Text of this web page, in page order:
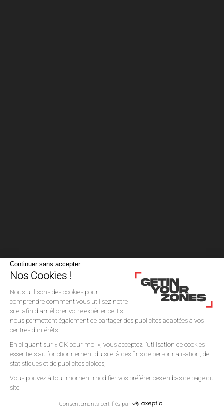
Continuer sans accepter
Nos Cookies !
Nous utilisons des cookies pour
comprendre comment vous utilisez notre
site, afin d'améliorer votre expérience. Ils
nous permettent également de partager des publicités adaptées à vos
centres d'intérêts.
En cliquant sur « OK pour moi », vous acceptez l’utilisation de cookies
essentiels au fonctionnement du site, à des fins de personnalisation, de
statistiques et de publicités ciblées,
Vous pouvez à tout moment modifier vos préférences en bas de page du
site.
Consentements certifiés par